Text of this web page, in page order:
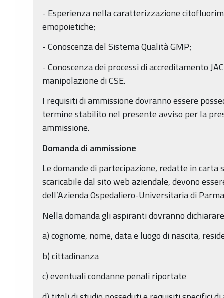
- Esperienza nella caratterizzazione
emopoietiche;
- Conoscenza del Sistema Qualità GMP;
- Conoscenza dei processi di accreditamento
manipolazione di CSE.
I requisiti di ammissione dovranno essere
termine stabilito nel presente avviso per la
ammissione.
Domanda di ammissione
Le domande di partecipazione, redatte in carta
scaricabile dal sito web aziendale, devono
dell’Azienda Ospedaliero-Universitaria di Parma
Nella domanda gli aspiranti dovranno
a) cognome, nome, data e luogo di nascita,
b) cittadinanza
c) eventuali condanne penali riportate